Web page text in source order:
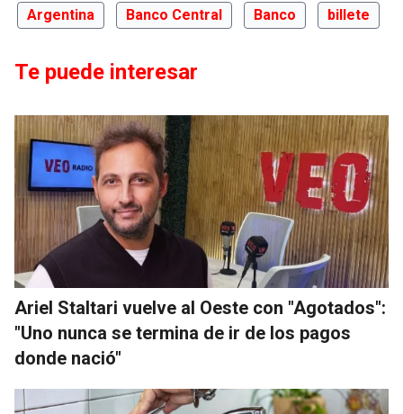
Argentina Banco Central Banco billete
Te puede interesar
Ariel Staltari vuelve al Oeste con "Agotados":
"Uno nunca se termina de ir de los pagos
donde nació"